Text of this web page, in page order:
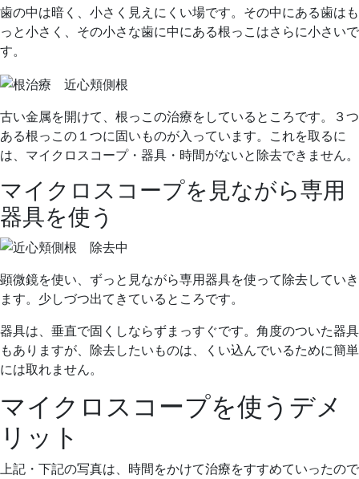
歯の中は暗く、小さく見えにくい場です。その中にある歯はも
っと小さく、その小さな歯に中にある根っこはさらに小さいで
す。
古い金属を開けて、根っこの治療をしているところです。３つ
ある根っこの１つに固いものが入っています。これを取るに
は、マイクロスコープ・器具・時間がないと除去できません。
マイクロスコープを見ながら専用
器具を使う
顕微鏡を使い、ずっと見ながら専用器具を使って除去していき
ます。少しづつ出てきているところです。
器具は、垂直で固くしならずまっすぐです。角度のついた器具
もありますが、除去したいものは、くい込んでいるために簡単
には取れません。
マイクロスコープを使うデメ
リット
上記・下記の写真は、時間をかけて治療をすすめていったので